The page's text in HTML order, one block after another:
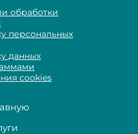
обработки
персональных
данных
cookies